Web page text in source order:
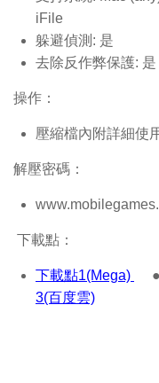
iFile
躲避偵測: 是
去除反作弊保護: 是
操作：
壓縮檔內附詳細使
解壓密碼：
下載點：
下載點1(Mega) ●
3(百度雲)